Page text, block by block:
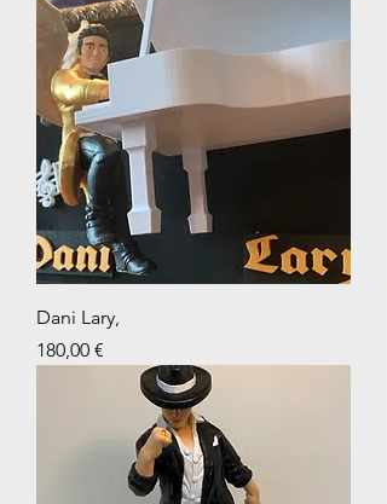
Dani Lary,
Prix
180,00 €